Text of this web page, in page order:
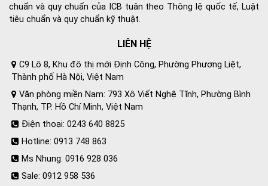
chuẩn và quy chuẩn của ICB tuân theo Thông lệ quốc tế, Luật
tiêu chuẩn và quy chuẩn kỹ thuật.
LIÊN HỆ
C9 Lô 8, Khu đô thị mới Định Công, Phường Phương Liệt,
Thành phố Hà Nội, Việt Nam
Văn phòng miền Nam: 793 Xô Viết Nghệ Tĩnh, Phường Bình
Thạnh, TP. Hồ Chí Minh, Việt Nam
Điện thoại: 0243 640 8825
Hotline: 0913 748 863
Ms Nhung: 0916 928 036
Sale: 0912 958 536